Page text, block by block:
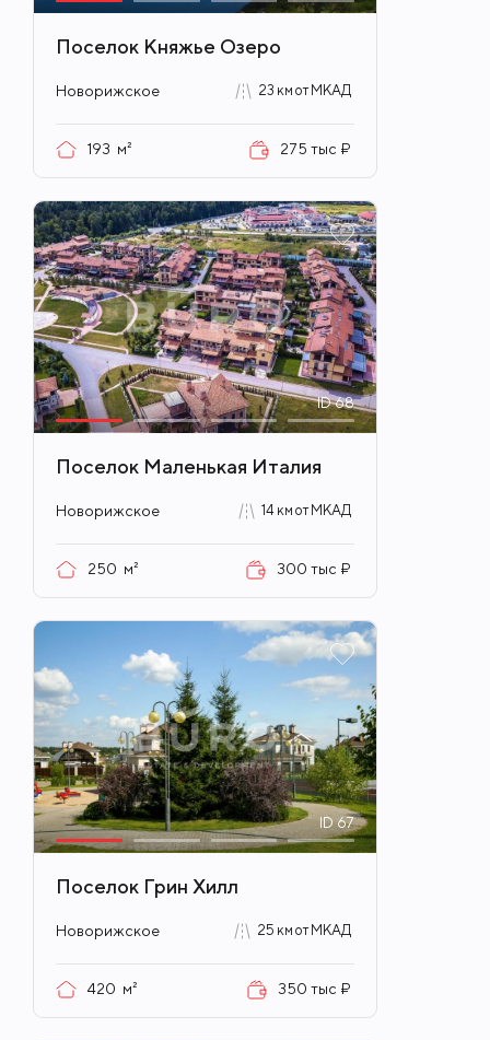
Поселок Княжье Озеро
Новорижское 23 км от МКАД
193 м² 275 тыс ₽
ID68
Поселок Маленькая Италия
Новорижское 14 км от МКАД
250 м² 300 тыс ₽
ID67
Поселок Грин Хилл
Новорижское 25 км от МКАД
420 м² 350 тыс ₽